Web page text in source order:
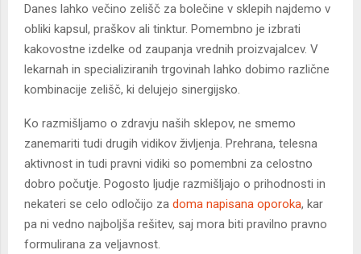
Danes lahko večino zelišč za bolečine v sklepih najdemo v
obliki kapsul, praškov ali tinktur. Pomembno je izbrati
kakovostne izdelke od zaupanja vrednih proizvajalcev. V
lekarnah in specializiranih trgovinah lahko dobimo različne
kombinacije zelišč, ki delujejo sinergijsko.
Ko razmišljamo o zdravju naših sklepov, ne smemo
zanemariti tudi drugih vidikov življenja. Prehrana, telesna
aktivnost in tudi pravni vidiki so pomembni za celostno
dobro počutje. Pogosto ljudje razmišljajo o prihodnosti in
nekateri se celo odločijo za doma napisana oporoka, kar
pa ni vedno najboljša rešitev, saj mora biti pravilno pravno
formulirana za veljavnost.